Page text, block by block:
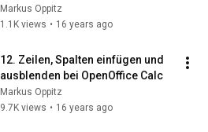
Markus Oppitz
1.1K views • 16 years ago
12. Zeilen, Spalten einfügen und
ausblenden bei OpenOffice Calc
Markus Oppitz
9.7K views • 16 years ago